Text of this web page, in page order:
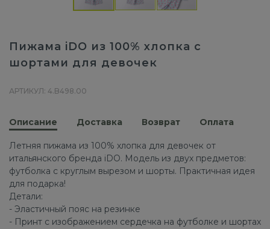
Пижама iDO из 100% хлопка с
шортами для девочек
АРТИКУЛ: 4.B498.00
Описание Доставка Возврат Оплата
Летняя пижама из 100% хлопка для девочек от
итальянского бренда iDO. Модель из двух предметов:
футболка с круглым вырезом и шорты. Практичная идея
для подарка!
Детали:
- Эластичный пояс на резинке
- Принт с изображением сердечка на футболке и шортах